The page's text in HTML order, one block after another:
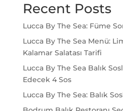
Recent Posts
Lucca By The Sea: Füme
Lucca By The Sea Menü:
Kalamar Salatası Tarifi
Lucca By The Sea Balık
Edecek 4 Sos
Lucca By The Sea: Balık